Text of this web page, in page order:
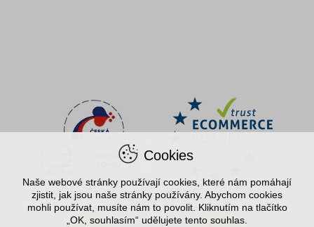
Cookies
Naše webové stránky používají cookies, které nám pomáhají
zjistit, jak jsou naše stránky používány. Abychom cookies
mohli používat, musíte nám to povolit. Kliknutím na tlačítko
„OK, souhlasím“ udělujete tento souhlas.